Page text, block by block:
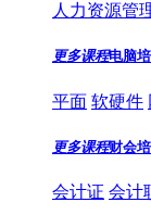
人力资源管
更多课程电脑
平面 软硬件
更多课程财会
会计证 会计